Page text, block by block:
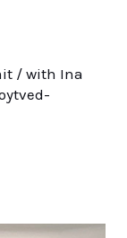
/ with Ina